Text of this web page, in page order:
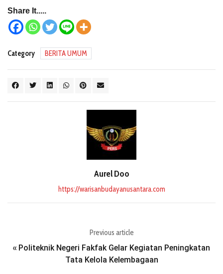
Share It.....
Category BERITA UMUM
Aurel Doo
https://warisanbudayanusantara.com
Previous article
« Politeknik Negeri Fakfak Gelar Kegiatan Peningkatan
Tata Kelola Kelembagaan